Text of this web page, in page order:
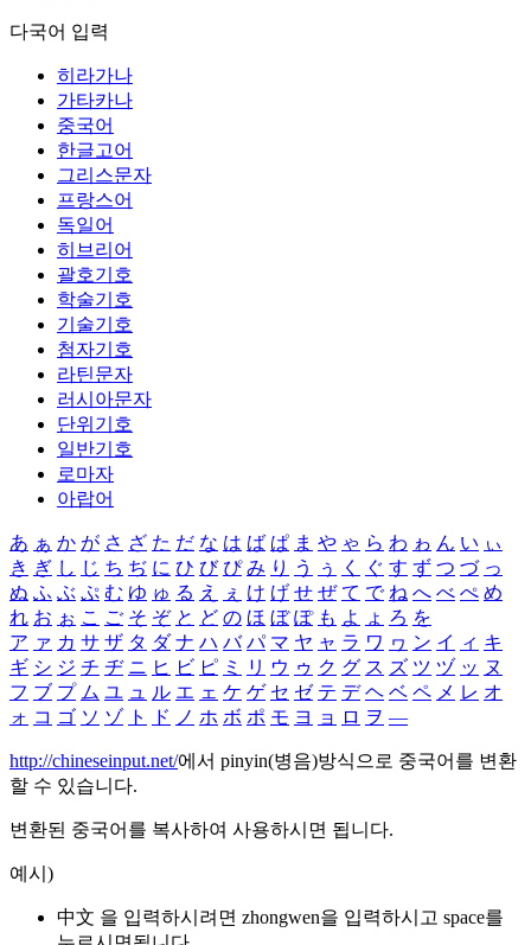
다국어 입력
히라가나
가타카나
중국어
한글고어
그리스문자
프랑스어
독일어
히브리어
괄호기호
학술기호
기술기호
첨자기호
라틴문자
러시아문자
단위기호
일반기호
로마자
아랍어
あ ぁ か が さ ざ た だ な は ば ぱ ま や ゃ ら わ ゎ ん い ぃ
き ぎ し じ ち ぢ に ひ び ぴ み り う ぅ く ぐ す ず つ づ っ
ぬ ふ ぶ ぷ む ゆ ゅ る え ぇ け げ せ ぜ て で ね へ べ ぺ め
れ お ぉ こ ご そ ぞ と ど の ほ ぼ ぽ も よ ょ ろ を
ア ァ カ サ ザ タ ダ ナ ハ バ パ マ ヤ ャ ラ ワ ヮ ン イ ィ キ
ギ シ ジ チ ヂ ニ ヒ ビ ピ ミ リ ウ ゥ ク グ ス ズ ツ ヅ ッ ヌ
フ ブ プ ム ユ ュ ル エ ェ ケ ゲ セ ゼ テ デ ヘ ベ ペ メ レ オ
ォ コ ゴ ソ ゾ ト ド ノ ホ ボ ポ モ ヨ ョ ロ ヲ ―
http://chineseinput.net/에서 pinyin(병음)방식으로 중국어를 변환
할 수 있습니다.
변환된 중국어를 복사하여 사용하시면 됩니다.
예시)
中文 을 입력하시려면 zhongwen을 입력하시고 space를